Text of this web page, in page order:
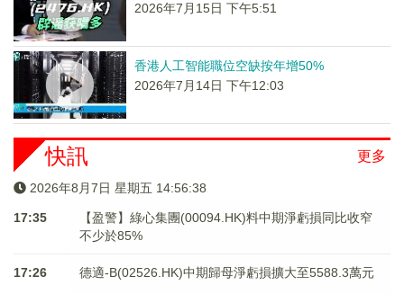
2026年7月15日 下午5:51
香港人工智能職位空缺按年增50%
2026年7月14日 下午12:03
更多
快訊
2026年8月7日 星期五 14:56:39
17:35
【盈警】綠心集團(00094.HK)料中期淨虧損同比收窄
不少於85%
17:26 德適-B(02526.HK)中期歸母淨虧損擴大至5588.3萬元